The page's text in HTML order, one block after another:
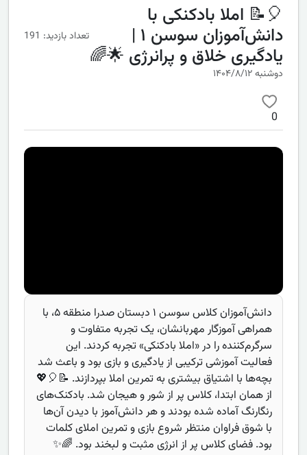
🎈📝 املا بادکنکی با
دانش‌آموزان سوسن ۱ |
یادگیری خلاق و پرانرژی 🌟🌈
تعداد بازدید: 191
دوشنبه ۱۴۰۴/۸/۱۲
0
دانش‌آموزان کلاس سوسن ۱ دبستان صدرا منطقه ۵، با
همراهی آموزگار مهربانشان، یک تجربه متفاوت و
سرگرم‌کننده را در «املا بادکنکی» تجربه کردند. این
فعالیت آموزشی ترکیبی از یادگیری و بازی بود و باعث شد
بچه‌ها با اشتیاق بیشتری به تمرین املا بپردازند. 📝🎈💖
از همان ابتدا، کلاس پر از شور و هیجان شد. بادکنک‌های
رنگارنگ آماده شده بودند و هر دانش‌آموز با دیدن آن‌ها
با شوق فراوان منتظر شروع بازی و تمرین املای کلمات
بود. فضای کلاس پر از انرژی مثبت و لبخند بود. 🌈✨